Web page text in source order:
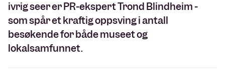
ivrig seer er PR-ekspert Trond Blindheim -
som spår et kraftig oppsving i antall
besøkende for både museet og
lokalsamfunnet.